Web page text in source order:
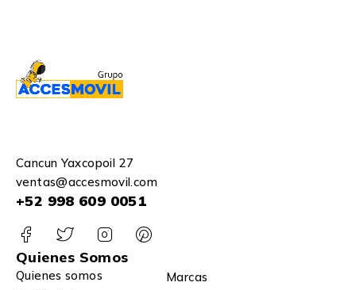
Cancun Yaxcopoil 27
ventas@accesmovil.com
+52 998 609 0051
Quienes Somos
Quienes somos
Marcas